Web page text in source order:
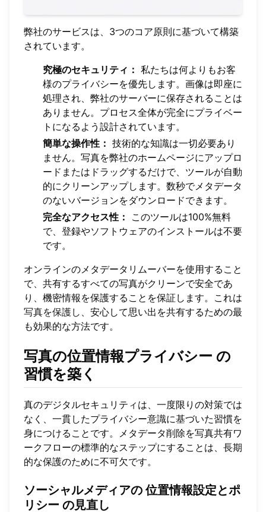
弊社のサービスは、3つのコア原則に基づいて構築
されています。
究極のセキュリティ： 私たちは何よりもお客
様のプライバシーを優先します。画像は即座に
処理され、弊社のサーバーに保存されることは
ありません。プロセス全体が完全にプライベー
トになるよう設計されています。
簡単な操作性： 技術的な知識は一切必要あり
ません。写真を弊社のホームページにアップロ
ードまたはドラッグするだけで、ツールが自動
的にクリーンアップします。数秒でメタデータ
のないバージョンをダウンロードできます。
完全なアクセス性：
このツールは100%無料
で、登録やソフトウェアのインストールは不要
です。
オンラインのメタデータリムーバーを使用すること
で、共有するすべての写真がクリーンで安全であ
り、機密情報を保護することを保証します。これは
写真を保護し 、安心して思い出を共有するための最
も効果的な方法です。
写真の位置情報プライバシー の
習慣を築く
真のデジタルセキュリティは、一度限りの対策では
なく、一貫したプライバシー意識に基づいた習慣を
身につけることです。メタデータ削除を写真共有ワ
ークフローの標準的なステップにすることは、長期
的な保護のために不可欠です。
ソーシャルメディアの 位置情報設定とポ
リシー の見直し